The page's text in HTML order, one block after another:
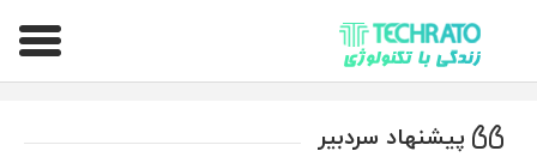
تکراتو – زندگی با تکنولوژی
پیشنهاد سردبیر